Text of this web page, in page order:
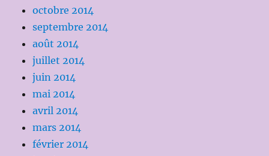
octobre 2014
septembre 2014
août 2014
juillet 2014
juin 2014
mai 2014
avril 2014
mars 2014
février 2014